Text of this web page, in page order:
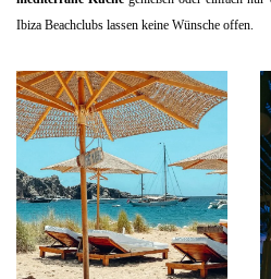
Ibiza Beachclubs lassen keine Wünsche offen.